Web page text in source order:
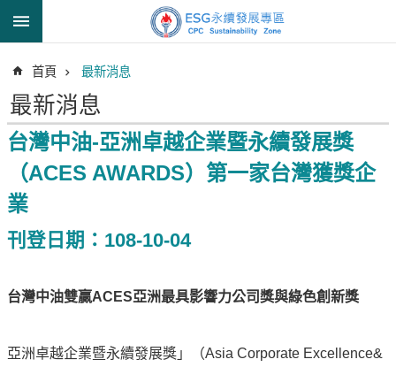
跳到主要內容區塊
階
搜
尋
透
明
中
信
首頁 最新消息
最新消息
台灣中油-亞洲卓越企業暨永續發展獎
（ACES AWARDS）第一家台灣獲獎企
業
刊登日期：108-10-04
台灣中油雙贏ACES亞洲最具影響力公司獎與綠色創新獎
亞洲卓越企業暨永續發展獎」（Asia Corporate Excellence&